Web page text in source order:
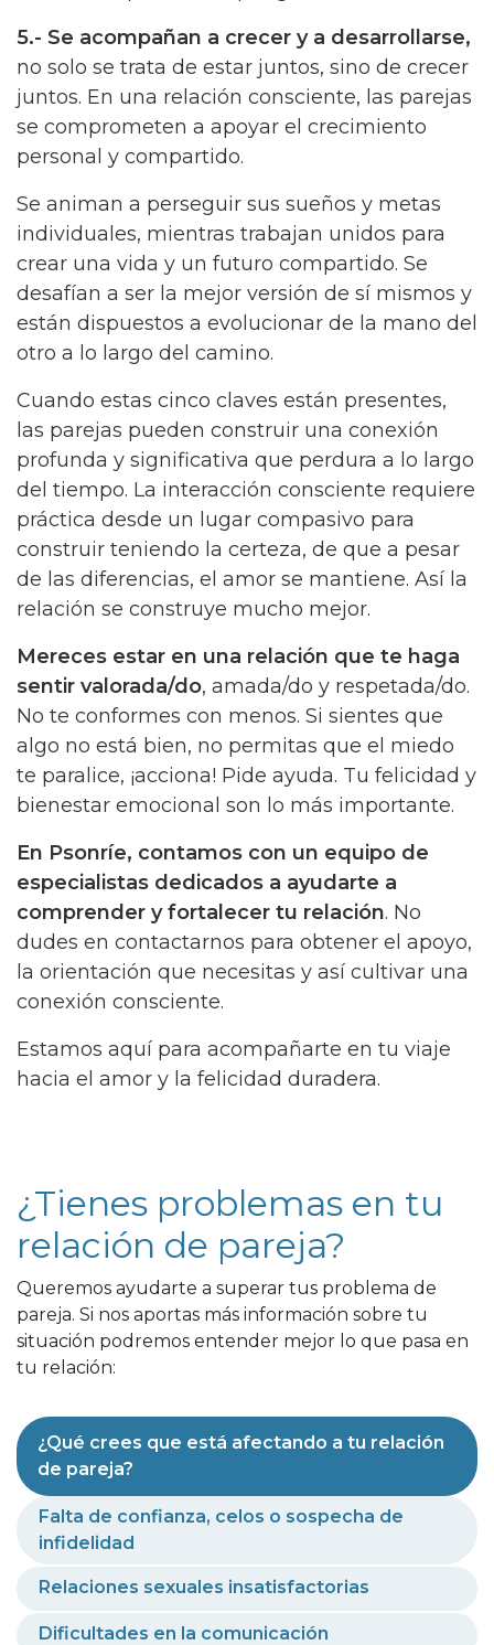
5.- Se acompañan a crecer y a desarrollarse,
no solo se trata de estar juntos, sino de crecer
juntos. En una relación consciente, las parejas
se comprometen a apoyar el crecimiento
personal y compartido.
Se animan a perseguir sus sueños y metas
individuales, mientras trabajan unidos para
crear una vida y un futuro compartido. Se
desafían a ser la mejor versión de sí mismos y
están dispuestos a evolucionar de la mano del
otro a lo largo del camino.
Cuando estas cinco claves están presentes,
las parejas pueden construir una conexión
profunda y significativa que perdura a lo largo
del tiempo. La interacción consciente requiere
práctica desde un lugar compasivo para
construir teniendo la certeza, de que a pesar
de las diferencias, el amor se mantiene. Así la
relación se construye mucho mejor.
Mereces estar en una relación que te haga
sentir valorada/do, amada/do y respetada/do.
No te conformes con menos. Si sientes que
algo no está bien, no permitas que el miedo
te paralice, ¡acciona! Pide ayuda. Tu felicidad y
bienestar emocional son lo más importante.
En Psonríe, contamos con un equipo de
especialistas dedicados a ayudarte a
comprender y fortalecer tu relación. No
dudes en contactarnos para obtener el apoyo,
la orientación que necesitas y así cultivar una
conexión consciente.
Estamos aquí para acompañarte en tu viaje
hacia el amor y la felicidad duradera.
¿Tienes problemas en tu
relación de pareja?
Queremos ayudarte a superar tus problema de
pareja. Si nos aportas más información sobre tu
situación podremos entender mejor lo que pasa en
tu relación:
¿Qué crees que está afectando a tu relación
de pareja?
Falta de confianza, celos o sospecha de
infidelidad
Relaciones sexuales insatisfactorias
Dificultades en la comunicación